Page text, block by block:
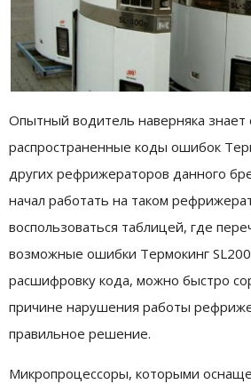
Опытный водитель наверняка знает
распространенные коды ошибок
других рефрижераторов данного
начал работать на таком
воспользоваться таблицей, где
возможные ошибки Термокинг
расшифровку кода, можно быстро
причине нарушения работы
правильное решение.
Микропроцессоры, которыми